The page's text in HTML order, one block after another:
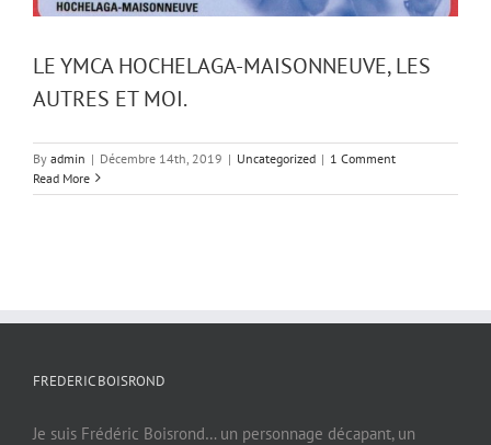
LE YMCA HOCHELAGA-MAISONNEUVE, LES
AUTRES ET MOI.
By admin | Décembre 14th, 2019 | Uncategorized | 1 Comment
Read More
FREDERIC BOISROND
Je suis Frédéric Boisrond… un personnage décapant, un